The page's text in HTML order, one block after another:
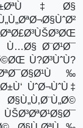
Ù…Ø§ Ø¨Ø¹Ø¯
Ù?Ø³ÙˆÙ?
ÙˆØ¬ÙˆÙ‡